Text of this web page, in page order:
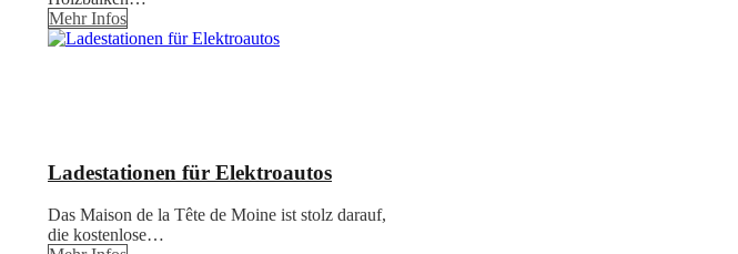
Mehr Infos
Ladestationen für Elektroautos
Das Maison de la Tête de Moine ist stolz darauf,
die kostenlose…